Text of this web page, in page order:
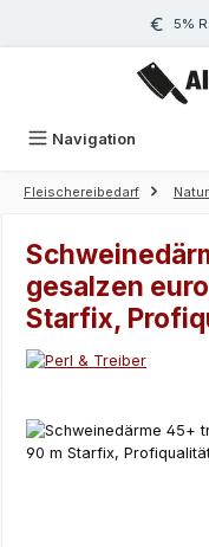
Zum Hauptinhalt springen
5%
Navigation
Fleischereibedarf
gesalzen
Starfix,
Bildergalerie